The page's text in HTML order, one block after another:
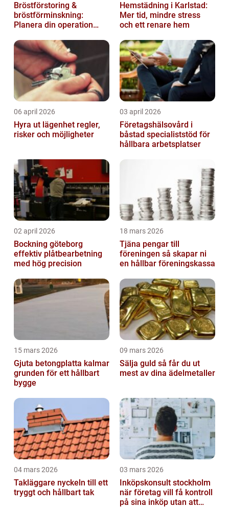
Bröstförstoring &
bröstförminskning:
Planera din operation
Hemstädning i Karlstad:
Mer tid, mindre stress
och ett renare hem
06 april 2026
Hyra ut lägenhet regler,
risker och möjligheter
03 april 2026
Företagshälsovård i
båstad specialiststöd för
hållbara arbetsplatser
02 april 2026
Bockning göteborg
effektiv plåtbearbetning
med hög precision
18 mars 2026
Tjäna pengar till
föreningen så skapar ni
en hållbar föreningskassa
15 mars 2026
Gjuta betongplatta kalmar
grunden för ett hållbart
bygge
09 mars 2026
Sälja guld så får du ut
mest av dina ädelmetaller
04 mars 2026
Takläggare nyckeln till ett
tryggt och hållbart tak
03 mars 2026
Inköpskonsult stockholm
när företag vill få kontroll
på sina inköp utan att